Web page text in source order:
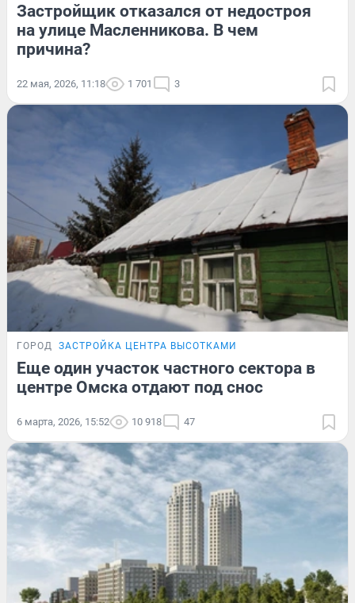
Застройщик отказался от недостроя
на улице Масленникова. В чем
причина?
22 мая, 2026, 11:18 1 701 3
ГОРОД ЗАСТРОЙКА ЦЕНТРА ВЫСОТКАМИ
Еще один участок частного сектора в
центре Омска отдают под снос
6 марта, 2026, 15:52 10 918 47